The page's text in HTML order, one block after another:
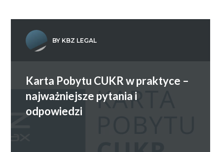
BY KBZ LEGAL
Karta Pobytu CUKR w praktyce –
najważniejsze pytania i
odpowiedzi